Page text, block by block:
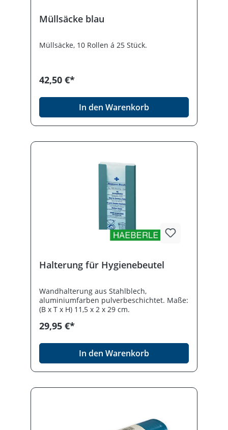
Müllsäcke blau
Müllsäcke, 10 Rollen á 25 Stück.
42,50 €*
In den Warenkorb
Halterung für Hygienebeutel
Wandhalterung aus Stahlblech,
aluminiumfarben pulverbeschichtet. Maße:
(B x T x H) 11,5 x 2 x 29 cm.
29,95 €*
In den Warenkorb